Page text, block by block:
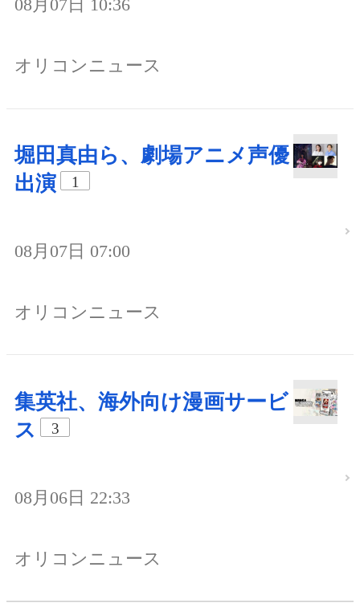
08月07日 10:36
オリコンニュース
堀田真由ら、劇場アニメ声優
出演
1
08月07日 07:00
オリコンニュース
集英社、海外向け漫画サービ
ス
3
08月06日 22:33
オリコンニュース